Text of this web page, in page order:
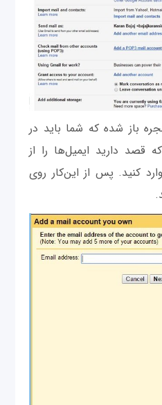
باز شده که شما باید در
قصد دارید ایمیل‌ها را از
کنید. پس از این‌کار روی